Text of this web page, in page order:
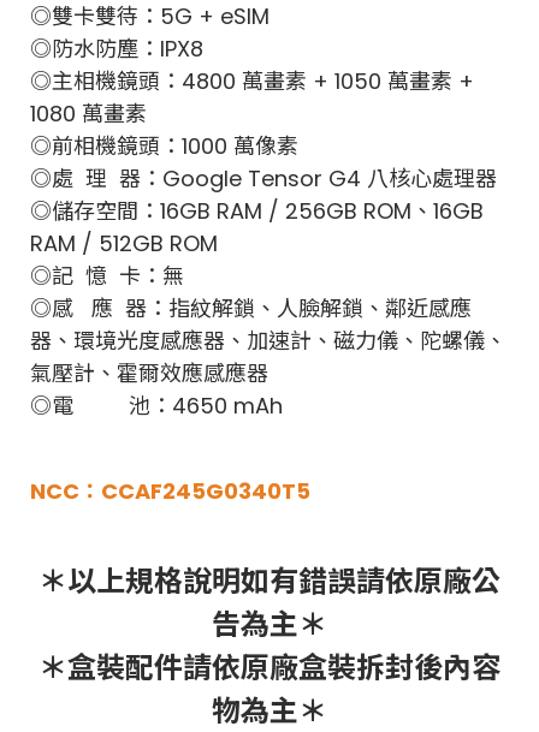
◎雙卡雙待：5G + eSIM
◎防水防塵：IPX8
◎主相機鏡頭：4800 萬畫素 + 1050 萬畫素 +
1080 萬畫素
◎前相機鏡頭：1000 萬像素
◎處 理 器：Google Tensor G4 八核心處理器
◎儲存空間：16GB RAM / 256GB ROM、16GB
RAM / 512GB ROM
◎記 憶 卡：無
◎感 應 器：指紋解鎖、人臉解鎖、鄰近感應
器、環境光度感應器、加速計、磁力儀、陀螺儀、
氣壓計、霍爾效應感應器
◎電 池：4650 mAh
NCC：CCAF245G0340T5
＊以上規格說明如有錯誤請依原廠公
告為主＊
＊盒裝配件請依原廠盒裝拆封後內容
物為主＊